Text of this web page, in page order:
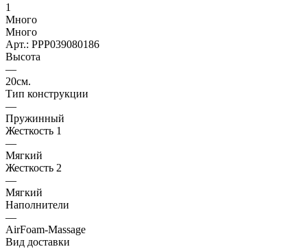
1
Много
Много
Арт.: PPP039080186
Высота
—
20см.
Тип конструкции
—
Пружинный
Жесткость 1
—
Мягкий
Жесткость 2
—
Мягкий
Наполнители
—
AirFoam-Massage
Вид доставки